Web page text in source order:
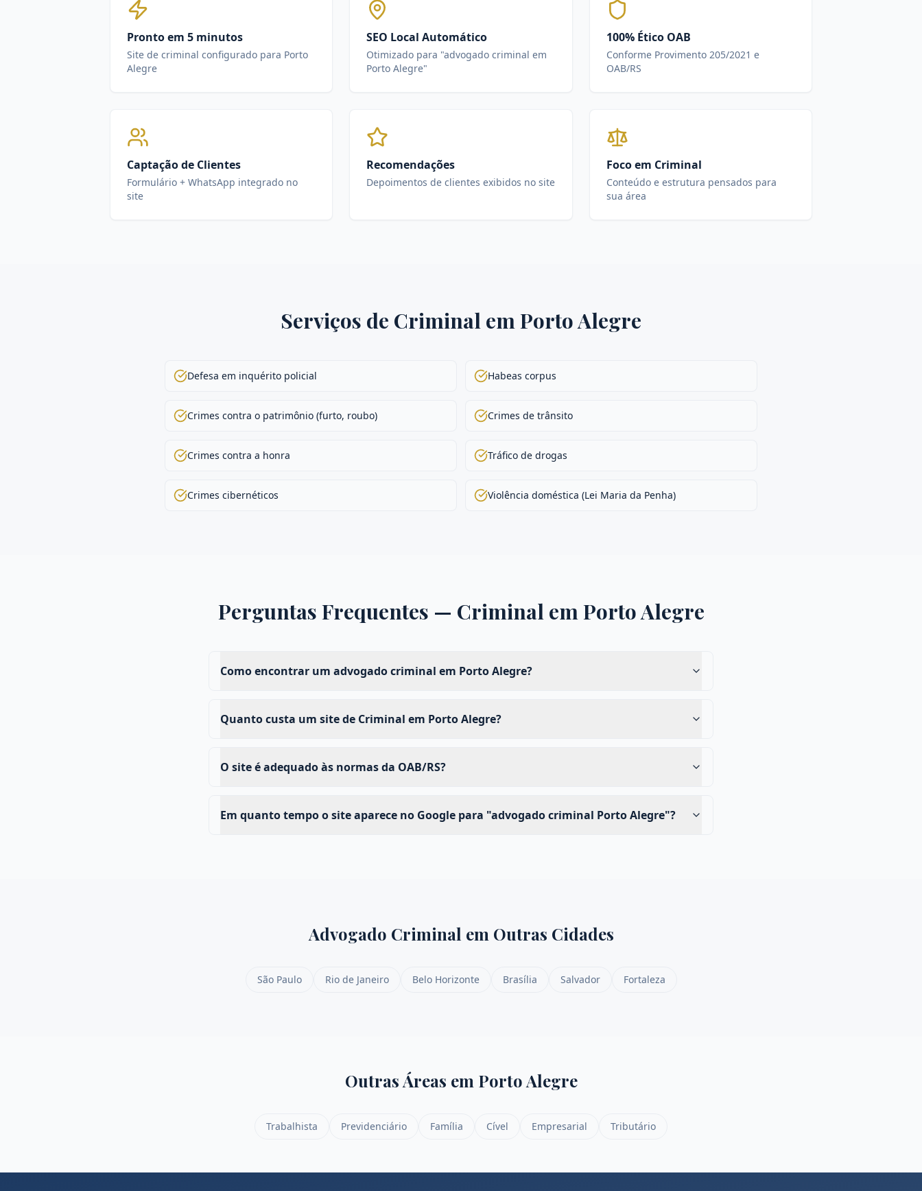
Pronto em 5 minutos
Site de criminal configurado para Porto
Alegre
SEO Local Automático
Otimizado para "advogado criminal em
Porto Alegre"
100% Ético OAB
Conforme Provimento 205/2021 e
OAB/RS
Captação de Clientes
Formulário + WhatsApp integrado no
site
Recomendações
Depoimentos de clientes exibidos no site
Foco em Criminal
Conteúdo e estrutura pensados para
sua área
Serviços de Criminal emPorto Alegre
Defesa em inquérito policial Habeas corpus
Crimes contra o patrimônio (furto, roubo) Crimes de trânsito
Crimes contra a honra Tráfico de drogas
Crimes cibernéticos Violência doméstica (Lei Maria da Penha)
Perguntas Frequentes — CriminalemPorto Alegre
Como encontrar um advogado criminal em Porto Alegre?
Quanto custa um site de Criminal em Porto Alegre?
O site é adequado às normas da OAB/RS?
Em quanto tempo o site aparece no Google para "advogado criminal Porto Alegre"?
Advogado Criminal em Outras Cidades
São Paulo Rio de Janeiro Belo Horizonte Brasília Salvador Fortaleza
Outras Áreas em Porto Alegre
Trabalhista Previdenciário Família Cível Empresarial Tributário